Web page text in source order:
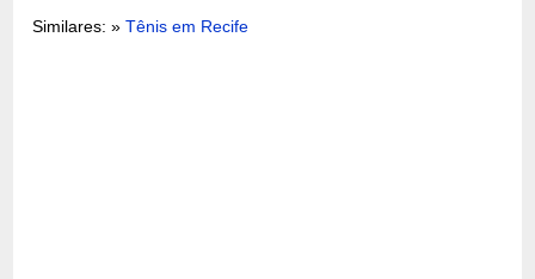
Similares: »Tênis em Recife